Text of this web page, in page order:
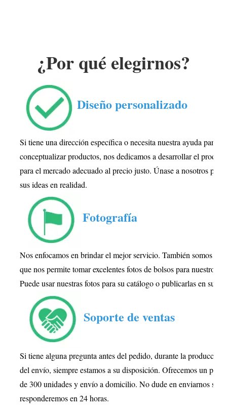
¿Por qué elegirnos?
Diseño personalizado
Si tiene una dirección específica o necesita nuestra ayuda para
conceptualizar productos, nos dedicamos a desarrollar el
para el mercado adecuado al precio justo. Únase a nosotros
sus ideas en realidad.
Fotografía
Nos enfocamos en brindar el mejor servicio. También somos
que nos permite tomar excelentes fotos de bolsos para nuestros
Puede usar nuestras fotos para su catálogo o publicarlas en su
Soporte de ventas
Si tiene alguna pregunta antes del pedido, durante la producción
del envío, siempre estamos a su disposición. Ofrecemos un
de 300 unidades y envío a domicilio. No dude en enviarnos su
responderemos en 24 horas.